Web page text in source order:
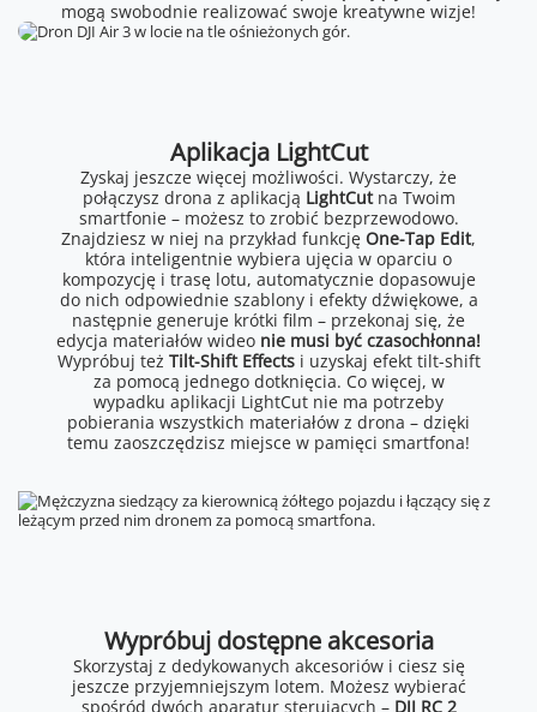
mogą swobodnie realizować swoje kreatywne wizje!
Aplikacja LightCut
Zyskaj jeszcze więcej możliwości. Wystarczy, że
połączysz drona z aplikacją LightCutna Twoim
smartfonie – możesz to zrobić bezprzewodowo.
Znajdziesz w niej na przykład funkcję One-Tap Edit,
która inteligentnie wybiera ujęcia w oparciu o
kompozycję i trasę lotu, automatycznie dopasowuje
do nich odpowiednie szablony i efekty dźwiękowe, a
następnie generuje krótki film – przekonaj się, że
edycja materiałów wideo nie musi być czasochłonna!
Wypróbuj też Tilt-Shift Effectsi uzyskaj efekt tilt-shift
za pomocą jednego dotknięcia. Co więcej, w
wypadku aplikacji LightCut nie ma potrzeby
pobierania wszystkich materiałów z drona – dzięki
temu zaoszczędzisz miejsce w pamięci smartfona!
Wypróbuj dostępne akcesoria
Skorzystaj z dedykowanych akcesoriów i ciesz się
jeszcze przyjemniejszym lotem. Możesz wybierać
spośród dwóch aparatur sterujących – DJI RC 2